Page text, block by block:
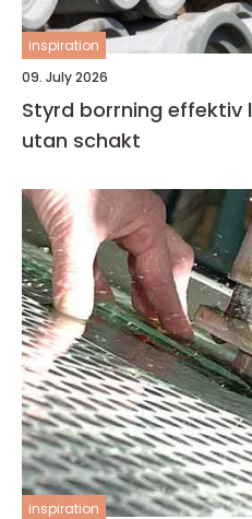
inspiration
09. July 2026
Styrd borrning effektiv ledningsdragning
utan schakt
inspiration